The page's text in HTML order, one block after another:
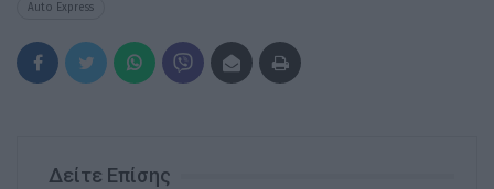
Auto Express
Δείτε Επίσης